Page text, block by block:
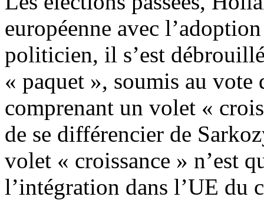
européenne avec
politicien, il s’est
« paquet », soumis au vote
comprenant un volet «
de se différencier de
volet « croissance » n’est
l’intégration dans l’UE du